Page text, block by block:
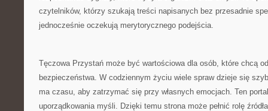
czytelników, którzy szukają treści napisanych bez przesadnie
jednocześnie oczekują merytorycznego podejścia.
Tęczowa Przystań może być wartościowa dla osób, które chcą
bezpieczeństwa. W codziennym życiu wiele spraw dzieje się
ma czasu, aby zatrzymać się przy własnych emocjach. Ten
uporządkowania myśli. Dzięki temu strona może pełnić rolę